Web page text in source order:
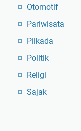
Otomotif
Pariwisata
Pilkada
Politik
Religi
Sajak